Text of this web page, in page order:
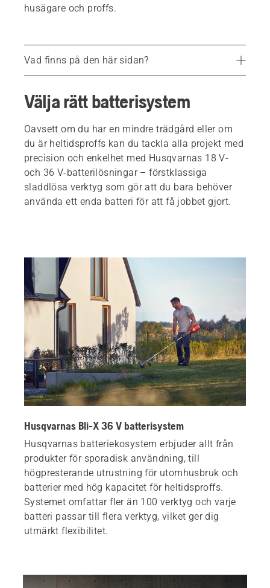
husägare och proffs.
Vad finns på den här sidan?
Välja rätt batterisystem
Är batteridrivet det rätta valet?
Husqvarnas BLi-X 36 V batteriproduktserie
Batteri – Frågor och svar
Välja rätt batterisystem
Oavsett om du har en mindre trädgård eller om
du är heltidsproffs kan du tackla alla projekt med
precision och enkelhet med Husqvarnas 18 V-
och 36 V-batterilösningar – förstklassiga
sladdlösa verktyg som gör att du bara behöver
använda ett enda batteri för att få jobbet gjort.
Husqvarnas Bli-X 36 V batterisystem
Husqvarnas batteriekosystem erbjuder allt från
produkter för sporadisk användning, till
högpresterande utrustning för utomhusbruk och
batterier med hög kapacitet för heltidsproffs.
Systemet omfattar fler än 100 verktyg och varje
batteri passar till flera verktyg, vilket ger dig
utmärkt flexibilitet.